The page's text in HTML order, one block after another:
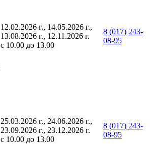
12.02.2026 г., 14.05.2026 г.,
13.08.2026 г., 12.11.2026 г.
с 10.00 до 13.00
8 (017) 243-
08-95
25.03.2026 г., 24.06.2026 г.,
23.09.2026 г., 23.12.2026 г.
с 10.00 до 13.00
8 (017) 243-
08-95